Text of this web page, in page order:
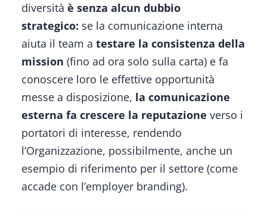
diversità è senza alcun dubbio
strategico: se la comunicazione interna
aiuta il team a testare la consistenza della
mission (fino ad ora solo sulla carta) e fa
conoscere loro le effettive opportunità
messe a disposizione, la comunicazione
esterna fa crescere la reputazione verso i
portatori di interesse, rendendo
l’Organizzazione, possibilmente, anche un
esempio di riferimento per il settore (come
accade con l’employer branding).